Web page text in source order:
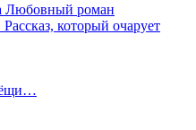
Любовный роман
который очарует